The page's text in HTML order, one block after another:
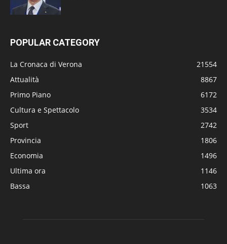
POPULAR CATEGORY
La Cronaca di Verona
21554
Attualità
8867
Primo Piano
6172
Cultura e Spettacolo
3534
Sport
2742
Provincia
1806
Economia
1496
Ultima ora
1146
Bassa
1063